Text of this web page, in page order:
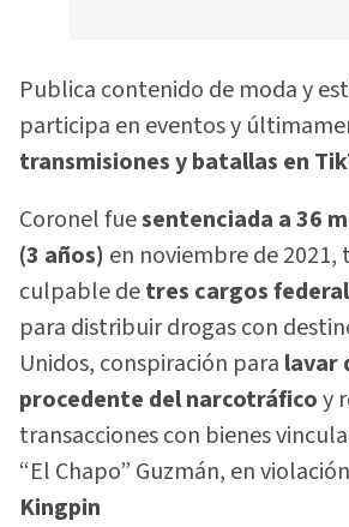
Publica contenido de moda y
participa en eventos y
transmisiones y batallas en
Coronel fuesentenciada a 36
(3 años) en noviembre de 2021,
culpable detres cargos
para distribuir drogas con
Unidos, conspiración para lavar
procedente del narcotráficoy
transacciones con bienes
“El Chapo” Guzmán, en
Kingpin